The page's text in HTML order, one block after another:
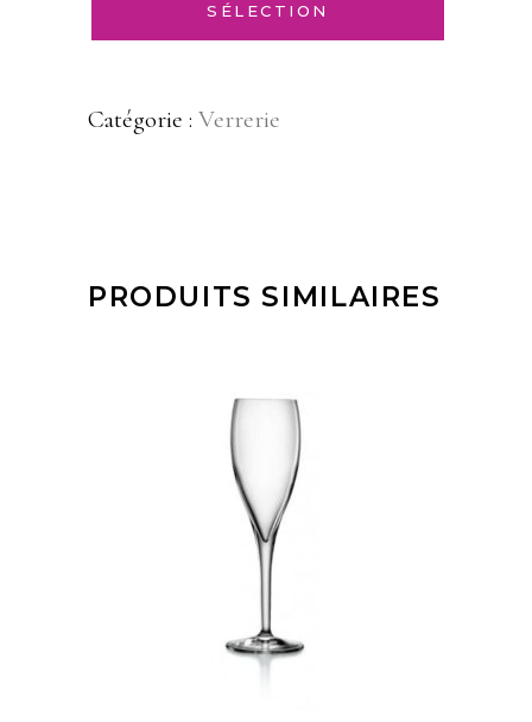
SÉLECTION
Catégorie : Verrerie
PRODUITS SIMILAIRES
AJOUTER À MA
SÉLECTION